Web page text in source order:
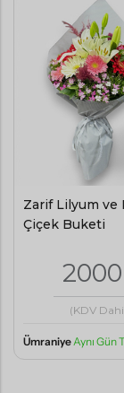
Zarif Lilyum ve
Çiçek Buketi
2000
(KDV
Ümraniye Aynı Gün